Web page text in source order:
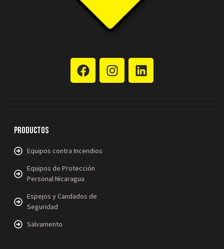
Productos
Equipos contra Incendios
Equipos de Protección
Personal Nicaragua
Espejos y Candados de
Seguridad
Salvamento